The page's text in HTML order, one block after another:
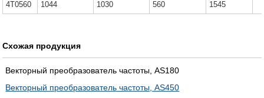
4T0560
1044 1030 560 1545
Схожая продукция
Векторный преобразователь частоты, AS180
Векторный преобразователь частоты, AS450